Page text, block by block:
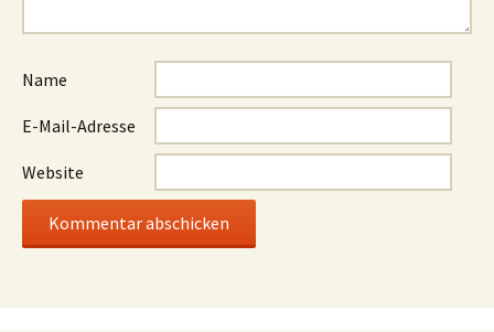
Name
E-Mail-Adresse
Website